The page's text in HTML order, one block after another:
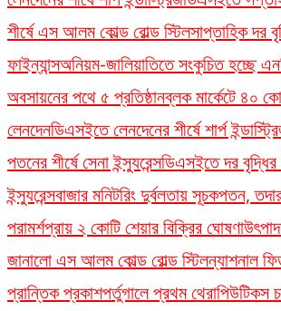
শীর্ষে এস আলম কোল্ড রোল্ড স্টিলসাপ্তাহিক দর
ফাইন্যান্সঅনিয়ম-জালিয়াতিতে সংকুচিত হচ্ছে
অবসায়নের পথে ৫ প্রতিষ্ঠানব্লক মার্কেটে ৪০
লেনদেনডিএসইতে লেনদেনের শীর্ষে শার্প
পতনের শীর্ষে সেনা ইন্স্যুরেন্সডিএসইতে দর বৃদ্ধির
ইন্স্যুরেন্সবাজার মনিটরিং দুর্বলতায় সূচকপতন,
পরামর্শপ্রায় ২ কোটি শেয়ার বিক্রির ঘোষণা
জানালো এস আলম কোল্ড রোল্ড স্টিলন্যাশনাল
প্রান্তিক প্রকাশপর্তুগালে প্রথম থেরাপিউটিকস